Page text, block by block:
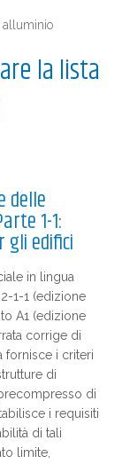
alluminio
la lista
delle
1-1:
gli edifici
in lingua
1-1 (edizione
A1 (edizione
corrige di
fornisce i criteri
di
di
i requisiti
di tali
limite,